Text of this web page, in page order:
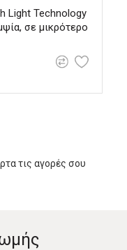
Light Technology
σε μικρότερο
τις αγορές σου